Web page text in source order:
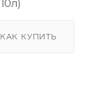
КАК КУПИТЬ